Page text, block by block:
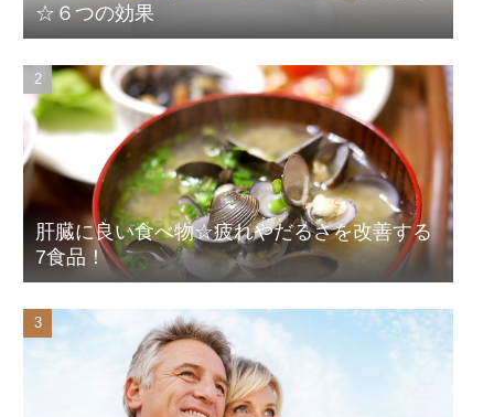
☆６つの効果
肝臓に良い食べ物☆疲れやだるさを改善する
7食品！